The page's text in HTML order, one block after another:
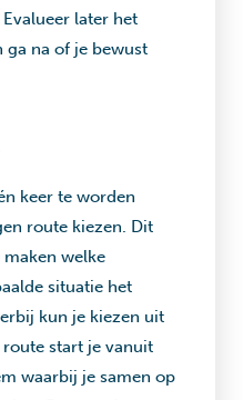
later het
na of je bewust
keer te worden
route kiezen. Dit
welke
situatie het
kun je kiezen uit
start je vanuit
waarbij je samen op